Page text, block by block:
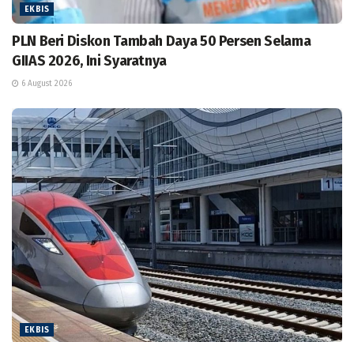
EKBIS
PLN Beri Diskon Tambah Daya 50 Persen Selama
GIIAS 2026, Ini Syaratnya
6 August 2026
EKBIS